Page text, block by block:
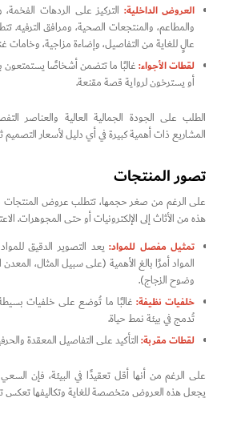
العروض الداخلية: التركيز على الردهات
والمطاعم، والمنتجعات الصحية، ومرافق
عالٍ للغاية من التفاصيل، وإضاءة مزاجية، وخامات
لقطات الأجواء:غالبًا ما تتضمن أشخاصًا يستمتعون
أو يسترخون لرواية قصة مقنعة.
الطلب على الجودة الجمالية العالية والعناصر
المشاريع ذات أهمية كبيرة في أي دليل لأسعار التصميم
تصور المنتجات
على الرغم من صغر حجمها، تتطلب عروض المنتجات
هذه من الأثاث إلى الإلكترونيات أو حتى المجوهرات.
تمثيل مفصل للمواد:يعد التصوير الدقيق
المواد أمرًا بالغ الأهمية (على سبيل المثال،
وضوح الزجاج).
خلفيات نظيفة:غالبًا ما تُوضع على خلفيات بسيطة
تُدمج في بيئة نمط حياة.
لقطات مقربة:التأكيد على التفاصيل المعقدة
على الرغم من أنها أقل تعقيدًا في البيئة، فإن
يجعل هذه العروض متخصصة للغاية وتكاليفها تعكس